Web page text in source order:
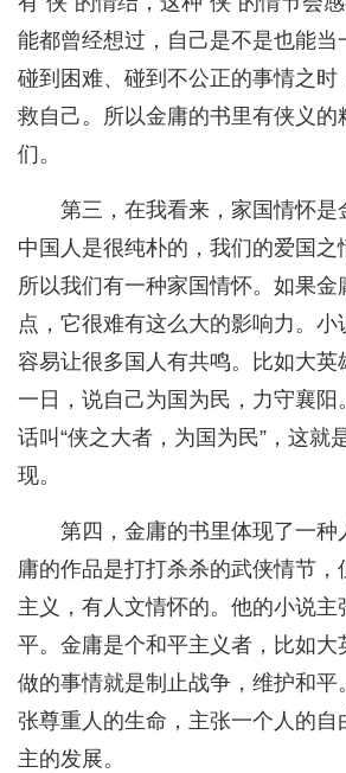
能都曾经想过，自己是不是也能当
碰到困难、碰到不公正的事情之时
救自己。所以金庸的书里有侠义的
们。
第三，在我看来，家国情怀是
中国人是很纯朴的，我们的爱国之
所以我们有一种家国情怀。如果金
点，它很难有这么大的影响力。小
容易让很多国人有共鸣。比如大英
一日，说自己为国为民，力守襄阳
话叫“侠之大者，为国为民”，这就
现。
第四，金庸的书里体现了一种
庸的作品是打打杀杀的武侠情节，
主义，有人文情怀的。他的小说主
平。金庸是个和平主义者，比如大
做的事情就是制止战争，维护和平
张尊重人的生命，主张一个人的自
主的发展。